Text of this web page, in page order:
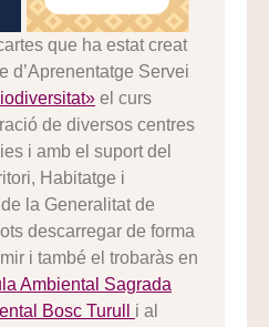
que ha estat creat
d’Aprenentatge Servei
el curs
de diversos centres
i amb el suport del
Habitatge i
la Generalitat de
descarregar de forma
i també el trobaràs en
Ambiental Sagrada
Bosc Turull i al